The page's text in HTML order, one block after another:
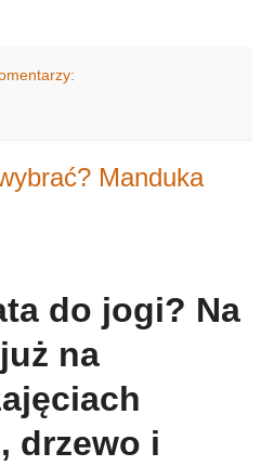
Manduka
do jogi? Na
na
drzewo i